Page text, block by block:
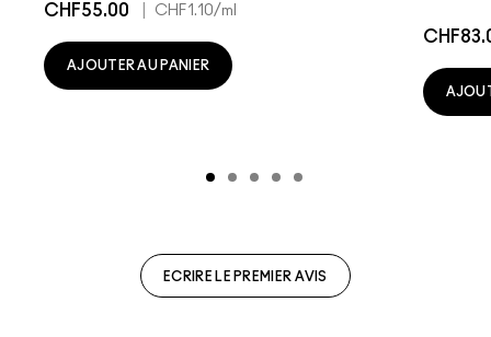
CHF55.00 CHF1.10/ml
AJOUTER AU PANIER
ECRIRE LE PREMIER AVIS